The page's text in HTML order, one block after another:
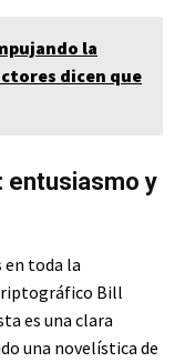
la
dicen que
entusiasmo y
en toda la
Bill
es una clara
una novelística de